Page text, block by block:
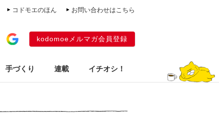
コドモエのほん お問い合わせはこちら
kodomoeメルマガ会員登録
手づくり 連載 イチオシ！